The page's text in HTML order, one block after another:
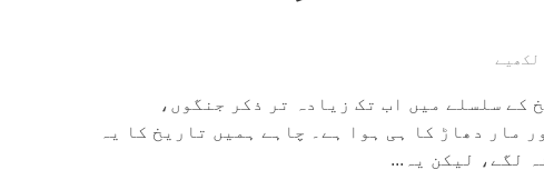
لکھیے
کے سلسلے میں اب تک زیادہ تر ذکر جنگوں،
مار دھاڑ کا ہی ہوا ہے۔ چاہے ہمیں تاریخ کا یہ
لگے، لیکن یہ...